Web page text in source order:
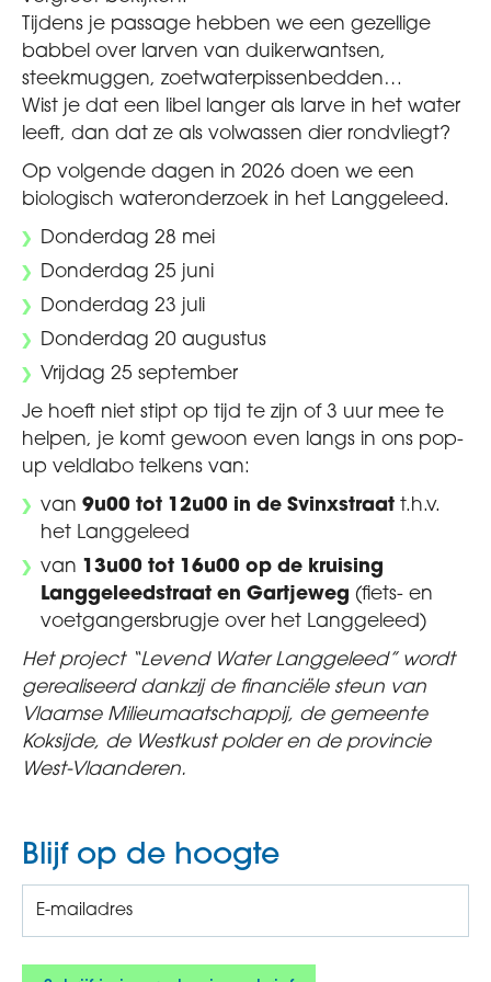
Tijdens je passage hebben we een gezellige
babbel over larven van duikerwantsen,
steekmuggen, zoetwaterpissenbedden…
Wist je dat een libel langer als larve in het water
leeft, dan dat ze als volwassen dier rondvliegt?
Op volgende dagen in 2026 doen we een
biologisch wateronderzoek in het Langgeleed.
Donderdag 28 mei
Donderdag 25 juni
Donderdag 23 juli
Donderdag 20 augustus
Vrijdag 25 september
Je hoeft niet stipt op tijd te zijn of 3 uur mee te
helpen, je komt gewoon even langs in ons pop-
up veldlabo telkens van:
van 9u00 tot 12u00 in de Svinxstraat t.h.v.
het Langgeleed
van 13u00 tot 16u00 op de kruising
Langgeleedstraat en Gartjeweg (fiets- en
voetgangersbrugje over het Langgeleed)
Het project “Levend Water Langgeleed” wordt
gerealiseerd dankzij de financiële steun van
Vlaamse Milieumaatschappij, de gemeente
Koksijde, de Westkust polder en de provincie
West-Vlaanderen.
Blijf op de hoogte